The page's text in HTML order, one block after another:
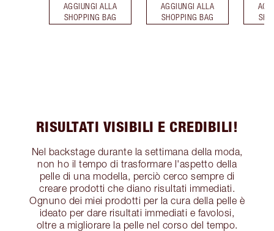
AGGIUNGI ALLA
SHOPPING BAG
AGGIUNGI ALLA
SHOPPING BAG
RISULTATI VISIBILI E CREDIBILI!
Nel backstage durante la settimana della moda,
non ho il tempo di trasformare l'aspetto della
pelle di una modella, perciò cerco sempre di
creare prodotti che diano risultati immediati.
Ognuno dei miei prodotti per la cura della pelle è
ideato per dare risultati immediati e favolosi,
oltre a migliorare la pelle nel corso del tempo.